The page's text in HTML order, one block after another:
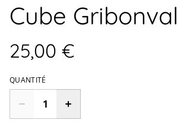
Cube Gribonval
25,00 €
QUANTITÉ